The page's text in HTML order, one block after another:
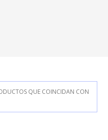
QUE COINCIDAN CON